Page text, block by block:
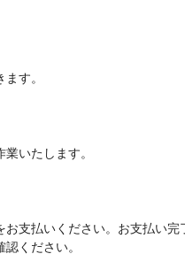
す。
いたします。
支払いください。お支払い完
ください。